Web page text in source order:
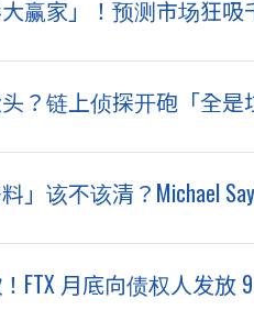
赢家」！预测市场狂
？链上侦探开砲「全是
」该不该清？Michael
FTX 月底向债权人发放